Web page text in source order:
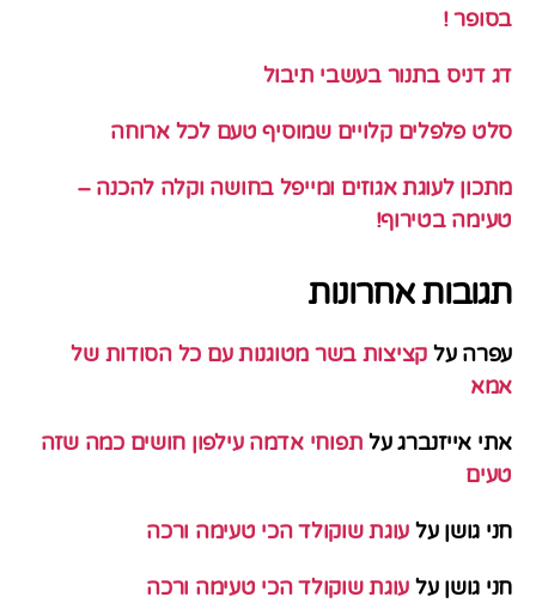
בסופר !
דג דניס בתנור בעשבי תיבול
סלט פלפלים קלויים שמוסיף טעם לכל ארוחה
מתכון לעוגת אגוזים ומייפל בחושה וקלה להכנה –
טעימה בטירוף!
תגובות אחרונות
עפרה על קציצות בשר מטוגנות עם כל הסודות של
אמא
אתי אייזנברגעל תפוחי אדמה עילפון חושים כמה שזה
טעים
חני גושן על עוגת שוקולד הכי טעימה ורכה
חני גושן על עוגת שוקולד הכי טעימה ורכה